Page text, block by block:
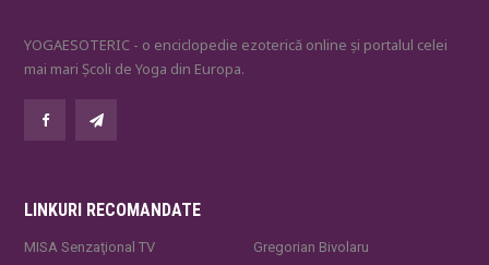
YOGAESOTERIC - o enciclopedie ezoterică online și portalul celei
mai mari Școli de Yoga din Europa.
LINKURI RECOMANDATE
MISA Senzaţional TV
Gregorian Bivolaru